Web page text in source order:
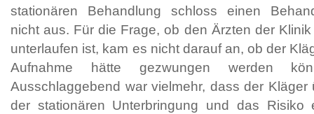
stationären Behandlung schloss einen
nicht aus. Für die Frage, ob den Ärzten der
unterlaufen ist, kam es nicht darauf an, ob der
Aufnahme hätte gezwungen werden
Ausschlaggebend war vielmehr, dass der Kläger
der stationären Unterbringung und das Risiko